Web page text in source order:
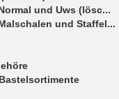
und Uws (lösc...
und Staffel...